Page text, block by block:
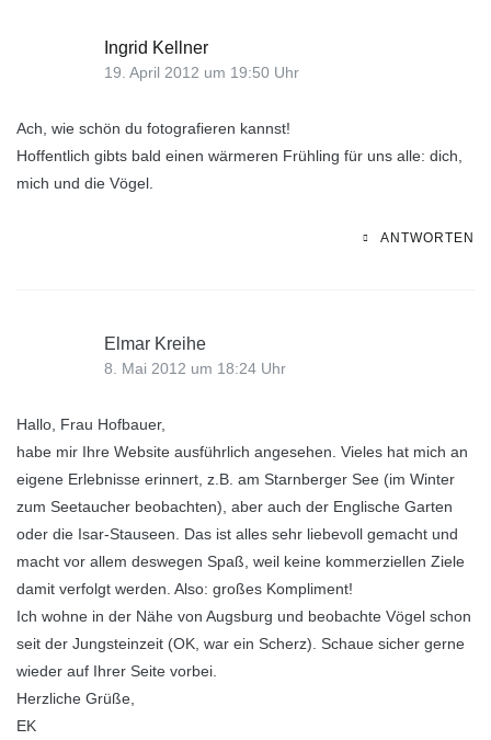
Ingrid Kellner
19. April 2012 um 19:50 Uhr
Ach, wie schön du fotografieren kannst!
Hoffentlich gibts bald einen wärmeren Frühling für uns alle: dich,
mich und die Vögel.
ANTWORTEN
Elmar Kreihe
8. Mai 2012 um 18:24 Uhr
Hallo, Frau Hofbauer,
habe mir Ihre Website ausführlich angesehen. Vieles hat mich an
eigene Erlebnisse erinnert, z.B. am Starnberger See (im Winter
zum Seetaucher beobachten), aber auch der Englische Garten
oder die Isar-Stauseen. Das ist alles sehr liebevoll gemacht und
macht vor allem deswegen Spaß, weil keine kommerziellen Ziele
damit verfolgt werden. Also: großes Kompliment!
Ich wohne in der Nähe von Augsburg und beobachte Vögel schon
seit der Jungsteinzeit (OK, war ein Scherz). Schaue sicher gerne
wieder auf Ihrer Seite vorbei.
Herzliche Grüße,
EK